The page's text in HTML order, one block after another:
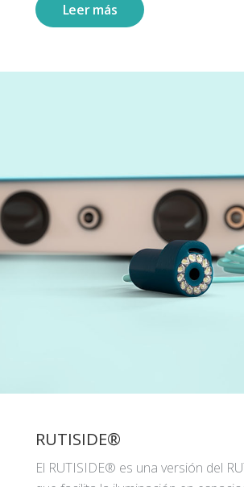
Leer más
RUTISIDE®
El RUTISIDE® es una versión del